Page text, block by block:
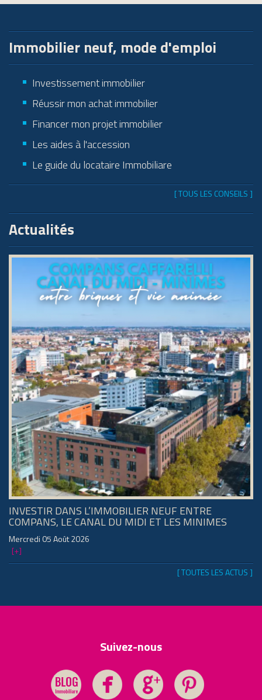
Immobilier neuf, mode d'emploi
Investissement immobilier
Réussir mon achat immobilier
Financer mon projet immobilier
Les aides à l'accession
Le guide du locataire Immobiliare
[ TOUS LES CONSEILS ]
Actualités
INVESTIR DANS L’IMMOBILIER NEUF ENTRE
COMPANS, LE CANAL DU MIDI ET LES MINIMES
Mercredi 05 Août 2026
[+]
[ TOUTES LES ACTUS ]
Suivez-nous